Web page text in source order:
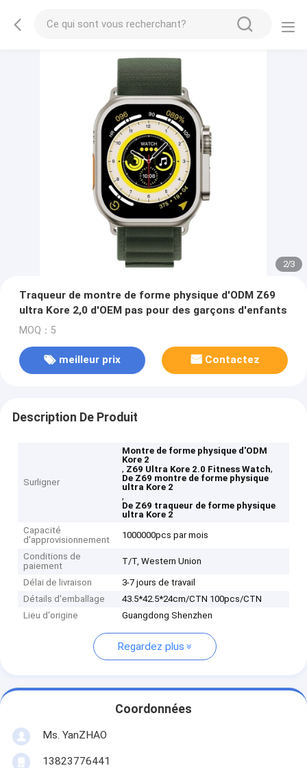
2/3
Traqueur de montre de forme physique d'ODM Z69
ultra Kore 2,0 d'OEM pas pour des garçons d'enfants
MOQ：5
meilleur prix Contactez
Description De Produit
Surligner
Montre de forme physique d'ODM
Kore 2
, Z69 Ultra Kore 2.0 Fitness Watch,
De Z69 montre de forme physique
ultra Kore 2
,
De Z69 traqueur de forme physique
ultra Kore 2
Capacité
d'approvisionnement
1000000pcs par mois
Conditions de
paiement
T/T, Western Union
Délai de livraison
3-7 jours de travail
Détails d'emballage
43.5*42.5*24cm/CTN 100pcs/CTN
Lieu d'origine
Guangdong Shenzhen
Regardez plus
Coordonnées
Ms. YanZHAO
13823776441